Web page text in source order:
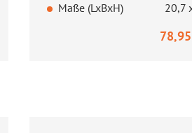
Maße (LxBxH)
20,7